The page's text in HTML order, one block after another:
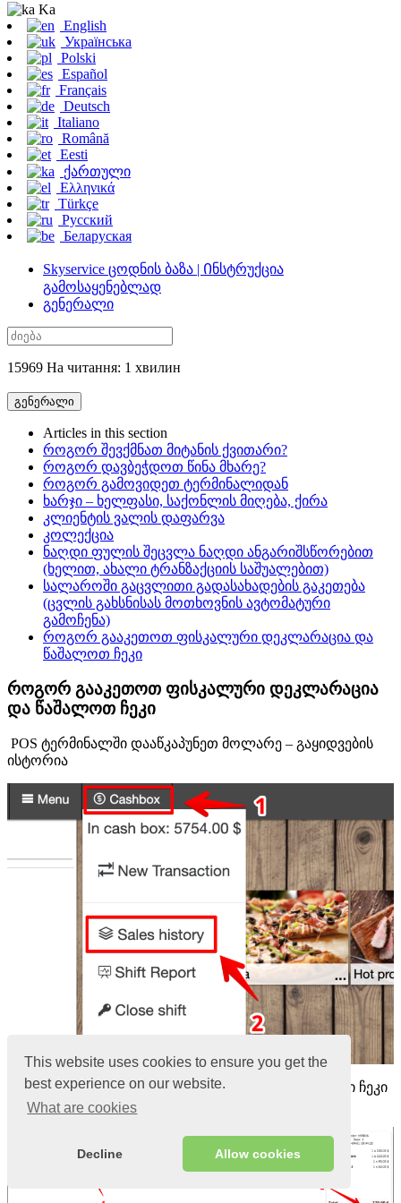
This website uses cookies to ensure you get the
best experience on our website.
What are cookies
Decline Allow cookies
Ka
English
Українська
Polski
Español
Français
Deutsch
Italiano
Română
Eesti
ქართული
Ελληνικά
Türkçe
Русский
Беларуская
Skyservice ცოდნის ბაზა | Ინსტრუქცია
გამოსაყენებლად
გენერალი
15969 На читання: 1 хвилин
გენერალი
Articles in this section
როგორ შევქმნათ მიტანის ქვითარი?
როგორ დავბეჭდოთ წინა მხარე?
როგორ გამოვიდეთ ტერმინალიდან
ხარჯი – ხელფასი, საქონლის მიღება, ქირა
კლიენტის ვალის დაფარვა
კოლექცია
ნაღდი ფულის შეცვლა ნაღდი ანგარიშსწორებით
(ხელით, ახალი ტრანზაქციის საშუალებით)
სალაროში გაცვლითი გადასახადების გაკეთება
(ცვლის გახსნისას მოთხოვნის ავტომატური
გამოჩენა)
როგორ გააკეთოთ ფისკალური დეკლარაცია და
წაშალოთ ჩეკი
როგორ გააკეთოთ ფისკალური დეკლარაცია
და წაშალოთ ჩეკი
POS ტერმინალში დააწკაპუნეთ მოლარე – გაყიდვების
ისტორია
ფანჯარაში, რომელიც იხსნება, აირჩიეთ სასურველი ჩეკი
და დააწკაპუნეთ დაბრუნებაზე